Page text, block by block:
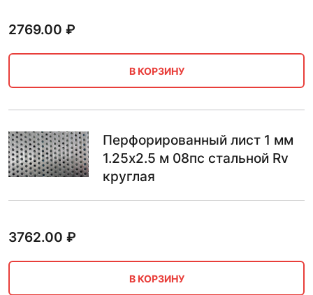
2769.00 ₽
В КОРЗИНУ
Перфорированный лист 1 мм
1.25х2.5 м 08пс стальной Rv
круглая
3762.00 ₽
В КОРЗИНУ